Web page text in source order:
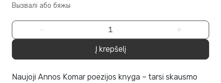
Вызвалi або бяжы
− +
Į krepšelį
Naujoji Annos Komar poezijos knyga – tarsi skausmo